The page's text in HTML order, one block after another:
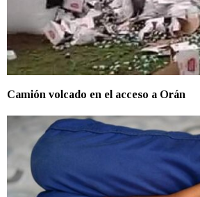
Camión volcado en el acceso a Orán